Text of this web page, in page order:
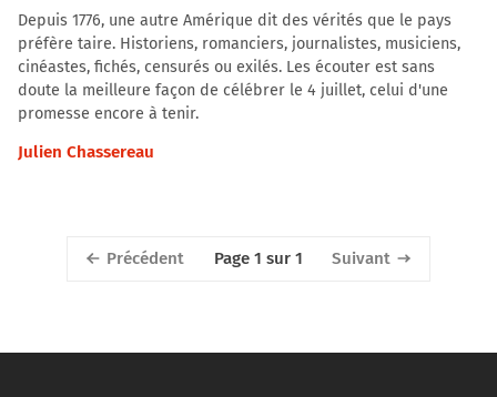
Depuis 1776, une autre Amérique dit des vérités que le pays
préfère taire. Historiens, romanciers, journalistes, musiciens,
cinéastes, fichés, censurés ou exilés. Les écouter est sans
doute la meilleure façon de célébrer le 4 juillet, celui d'une
promesse encore à tenir.
Julien Chassereau
Précédent Page 1 sur 1 Suivant